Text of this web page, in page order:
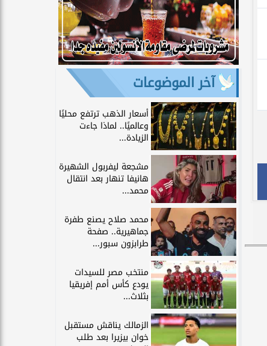
آخر الموضوعات
أسعار الذهب ترتفع محليًا
وعالميًا.. لماذا جاءت
الزيادة...
مشجعة ليفربول الشهيرة
هانيفا تنهار بعد انتقال
محمد...
محمد صلاح يصنع طفرة
جماهيرية.. صفحة
طرابزون سبور...
منتخب مصر للسيدات
يودع كأس أمم إفريقيا
بثلاث...
الزمالك يناقش مستقبل
خوان بيزيرا بعد طلب